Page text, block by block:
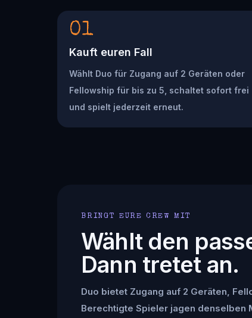
01
Kauft euren Fall
Wählt Duo für Zugang auf 2 Geräten oder
Fellowship für bis zu 5, schaltet sofort frei
und spielt jederzeit erneut.
BRINGT EURE CREW MIT
Wählt den
Dann tretet an.
Duo bietet Zugang auf 2 Geräten,
Berechtigte Spieler jagen denselben